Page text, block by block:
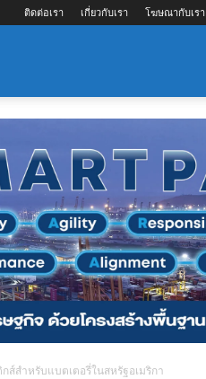
ติดต่อเรา เกี่ยวกับเรา โฆษณากับเรา
สำหรับแบตเตอรี่ในสหรัฐอเมริกา